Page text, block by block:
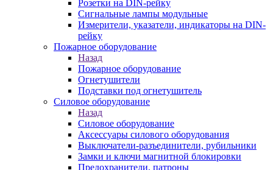
Розетки на DIN-рейку
Сигнальные лампы модульные
Измерители, указатели, индикаторы на DIN-
рейку
Пожарное оборудование
Назад
Пожарное оборудование
Огнетушители
Подставки под огнетушитель
Силовое оборудование
Назад
Силовое оборудование
Аксессуары силового оборудования
Выключатели-разъединители, рубильники
Замки и ключи магнитной блокировки
Предохранители, патроны